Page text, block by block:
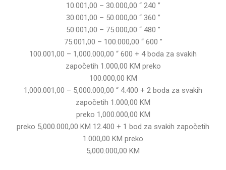
10.001,00 – 30.000,00 “ 240 ”
30.001,00 – 50.000,00 “ 360 ”
50.001,00 – 75.000,00 “ 480 ”
75.001,00 – 100.000,00 “ 600 ”
100.001,00 – 1,000.000,00 “ 600 + 4 boda za svakih
započetih 1.000,00 KM preko
100.000,00 KM
1,000.001,00 – 5,000.000,00 “ 4.400 + 2 boda za svakih
započetih 1.000,00 KM
preko 1,000.000,00 KM
preko 5,000.000,00 KM 12.400 + 1 bod za svakih započetih
1.000,00 KM preko
5,000.000,00 KM